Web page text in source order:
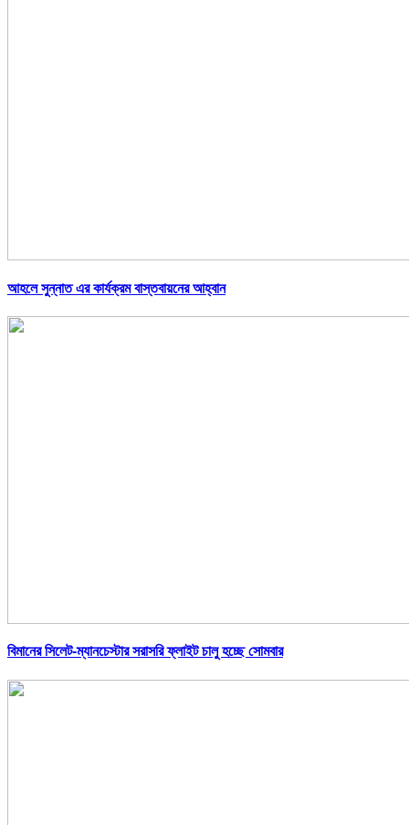
আহলে সুন্নাত এর কার্যক্রম বাস্তবায়নের আহ্বান
বিমানের সিলেট-ম্যানচেস্টার সরাসরি ফ্লাইট চালু হচ্ছে সোমবার